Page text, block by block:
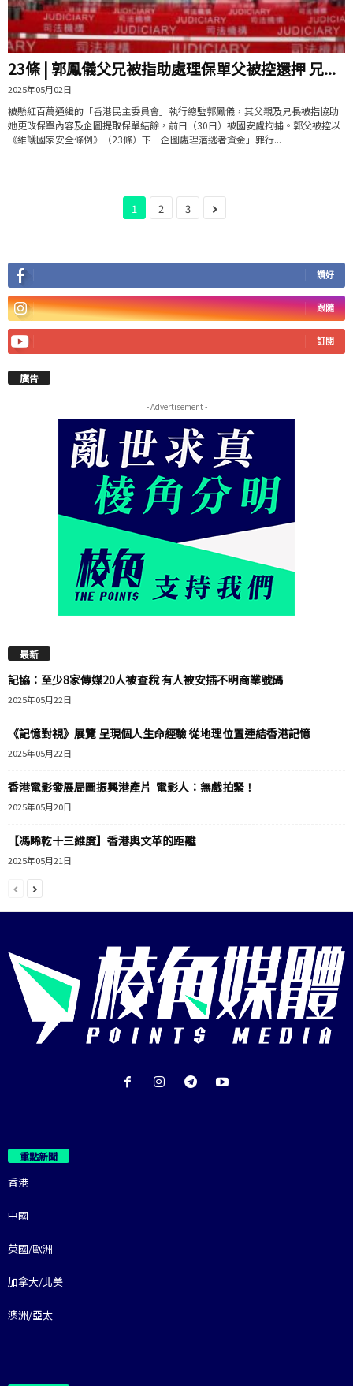
23條 | 郭鳳儀父兄被指助處理保單父被控還押 兄...
2025年05月02日
被懸紅百萬通緝的「香港民主委員會」執行總監郭鳳儀，其父親及兄長被指協助
她更改保單內容及企圖提取保單結餘，前日（30日）被國安處拘捕。郭父被控以
《維護國家安全條例》（23條）下「企圖處理潛逃者資金」罪行...
1 2 3
讚好
跟隨
訂閱
廣告
- Advertisement -
最新
記協：至少8家傳媒20人被查稅 有人被安插不明商業號碼
2025年05月22日
《記憶對視》展覽 呈現個人生命經驗 從地理位置連結香港記憶
2025年05月22日
香港電影發展局圖振興港產片 電影人：無戲拍緊！
2025年05月20日
【馮睎乾十三維度】香港與文革的距離
2025年05月21日
重點新聞
香港
中國
英國/歐洲
加拿大/北美
澳洲/亞太